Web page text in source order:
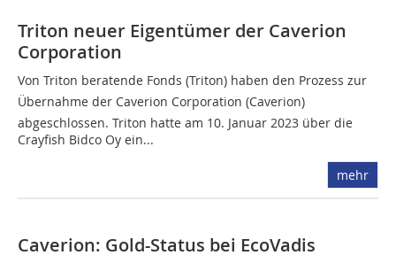
Triton neuer Eigentümer der Caverion
Corporation
Von Triton beratende Fonds (Triton) haben den Prozess zur
Übernahme der Caverion Corporation (Caverion)
abgeschlossen. Triton hatte am 10. Januar 2023 über die
Crayfish Bidco Oy ein...
mehr
Caverion: Gold-Status bei EcoVadis